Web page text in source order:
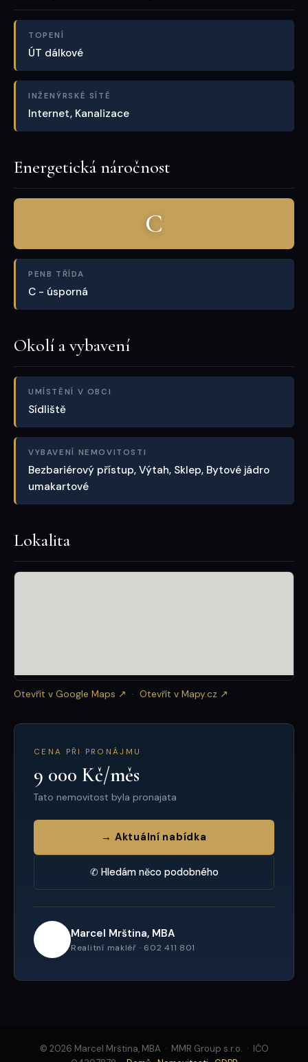
TOPENÍ
ÚT dálkové
INŽENÝRSKÉ SÍTĚ
Internet, Kanalizace
Energetická náročnost
C
PENB TŘÍDA
C - úsporná
Okolí a vybavení
UMÍSTĚNÍ V OBCI
Sídliště
VYBAVENÍ NEMOVITOSTI
Bezbariérový přístup, Výtah, Sklep, Bytové jádro
umakartové
Lokalita
Otevřít v Google Maps ↗ · Otevřít v Mapy.cz ↗
CENA PŘI PRONÁJMU
9 000 Kč/měs
Tato nemovitost byla pronajata
→ Aktuální nabídka
✆ Hledám něco podobného
Marcel Mrština, MBA
Realitní makléř · 602 411 801
© 2026 Marcel Mrština, MBA · MMR Group s.r.o. · IČO